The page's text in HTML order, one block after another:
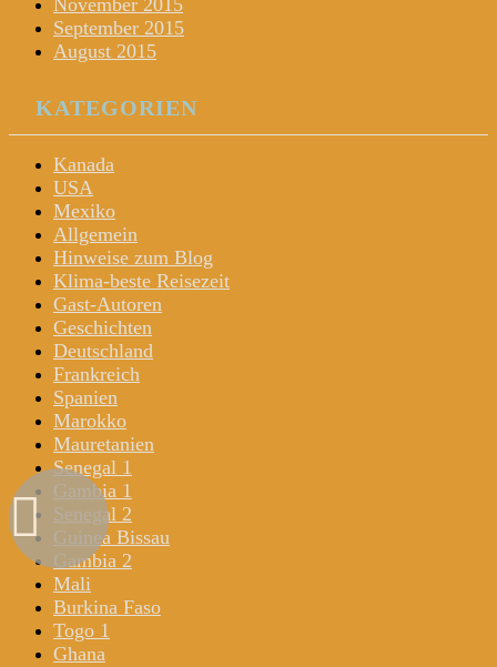
September 2015
August 2015
KATEGORIEN
Kanada
USA
Mexiko
Allgemein
Hinweise zum Blog
Klima-beste Reisezeit
Gast-Autoren
Geschichten
Deutschland
Frankreich
Spanien
Marokko
Mauretanien
Senegal 1
Gambia 1
Senegal 2
Guinea Bissau
Gambia 2
Mali
Burkina Faso
Togo 1
Ghana